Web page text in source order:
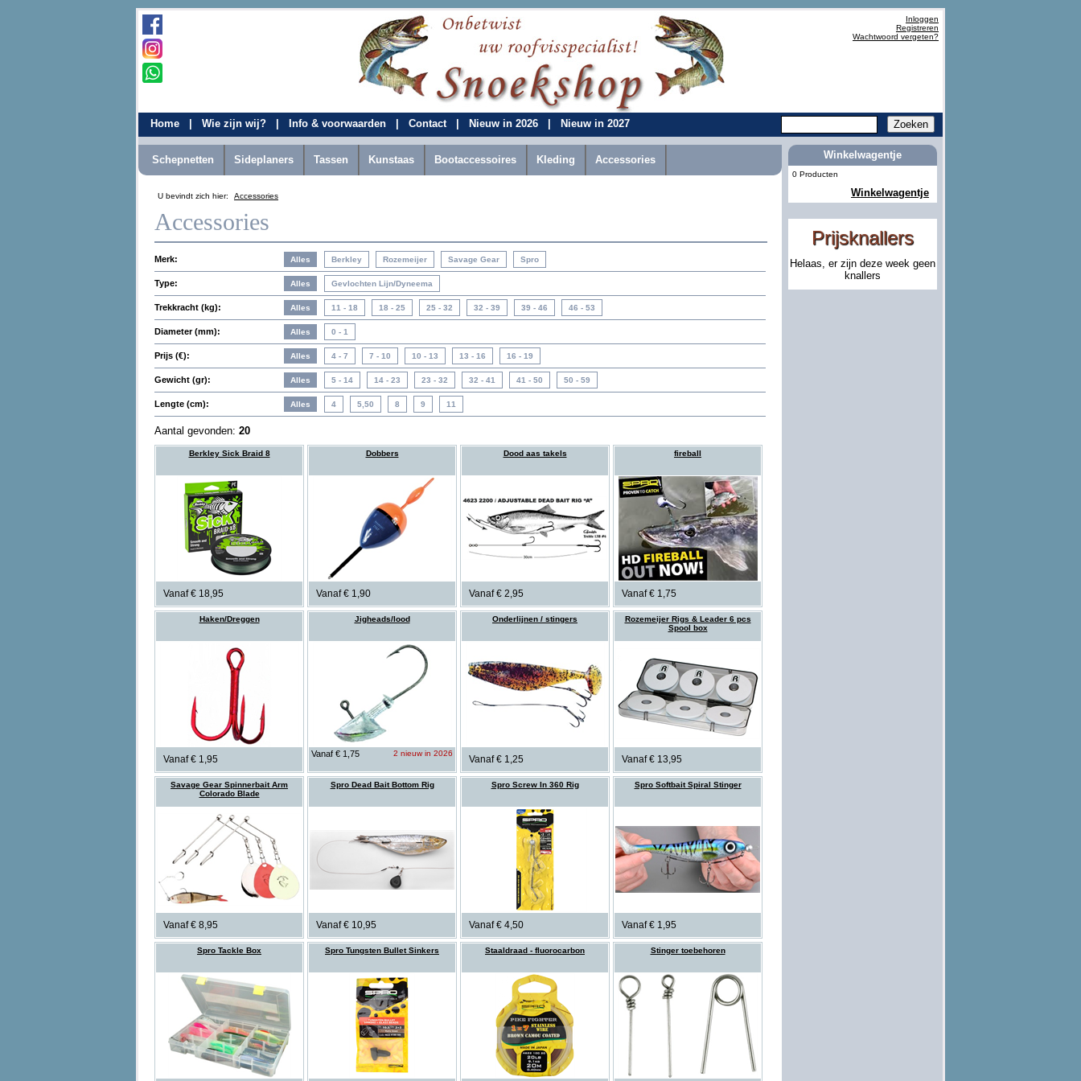
Inloggen
Registreren
Wachtwoord vergeten?
Home Wie zijn wij? Info & voorwaarden Contact Nieuw in 2026 Nieuw in 2027
Winkelwagentje
0 Producten
Winkelwagentje
Prijsknallers
Helaas, er zijn deze week geen
knallers
Schepnetten Sideplaners Tassen Kunstaas Bootaccessoires Kleding Accessories
U bevindt zich hier: Accessories
Accessories
Merk:
Type:
Trekkracht (kg):
Diameter (mm):
Prijs (€):
Gewicht (gr):
Lengte (cm):
Aantal gevonden: 20
Berkley Sick Braid 8
Vanaf € 18,95
Dobbers
Vanaf € 1,90
Dood aas takels
Vanaf € 2,95
fireball
Vanaf € 1,75
Haken/Dreggen
Vanaf € 1,95
Jigheads/lood
Vanaf € 1,75 2 nieuw in 2026
Onderlijnen / stingers
Vanaf € 1,25
Rozemeijer Rigs & Leader 6 pcs
Spool box
Vanaf € 13,95
Savage Gear Spinnerbait Arm
Colorado Blade
Vanaf € 8,95
Spro Dead Bait Bottom Rig
Vanaf € 10,95
Spro Screw In 360 Rig
Vanaf € 4,50
Spro Softbait Spiral Stinger
Vanaf € 1,95
Spro Tackle Box Spro Tungsten Bullet Sinkers Staaldraad - fluorocarbon Stinger toebehoren